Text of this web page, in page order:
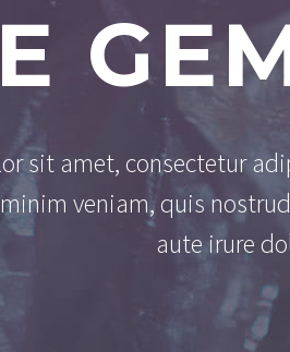
sit amet, consectetur
veniam, quis
aute irure